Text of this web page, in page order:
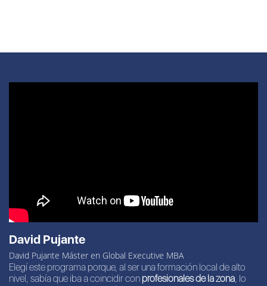
David Pujante
David Pujante Máster en Global Executive MBA
Elegí este programa porque, al ser una formación local de alto
nivel, sabía que iba a coincidir con profesionales de la zona, lo